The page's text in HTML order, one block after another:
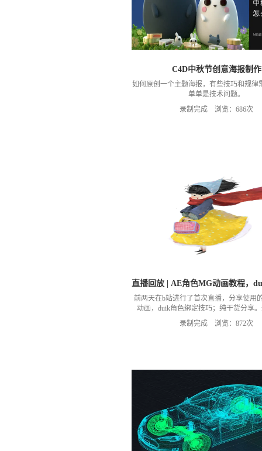
C4D中秋节创意海报制作
如何原创一个主题海报，有些技巧和规律
单单是技术问题。
录制完成 浏览：686次
直播回放 | AE角色MG动画教程，
前两天在b站进行了首次直播，分享使用
动画，duik角色绑定技巧；纯干货分享
播，录播有进行过剪辑，因为直播两个小
长，所以把聊天对话方面的内容去掉了。
https://pan.baidu.com/s/
录制完成 浏览：872次